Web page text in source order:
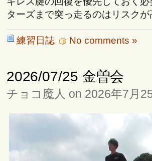
ターズまで突っ走るのはリスクが
練習日誌 No comments »
2026/07/25 金曽会
チョコ魔人 on 2026年7月